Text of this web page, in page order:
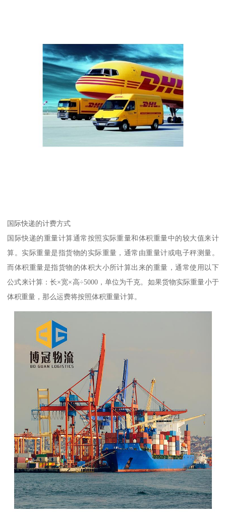
国际快递的计费方式
国际快递的重量计算通常按照实际重量和体积重量中的较大值来计
算。实际重量是指货物的实际重量，通常由重量计或电子秤测量。
而体积重量是指货物的体积大小所计算出来的重量，通常使用以下
公式来计算：长×宽×高÷5000，单位为千克。如果货物实际重量小于
体积重量，那么运费将按照体积重量计算。